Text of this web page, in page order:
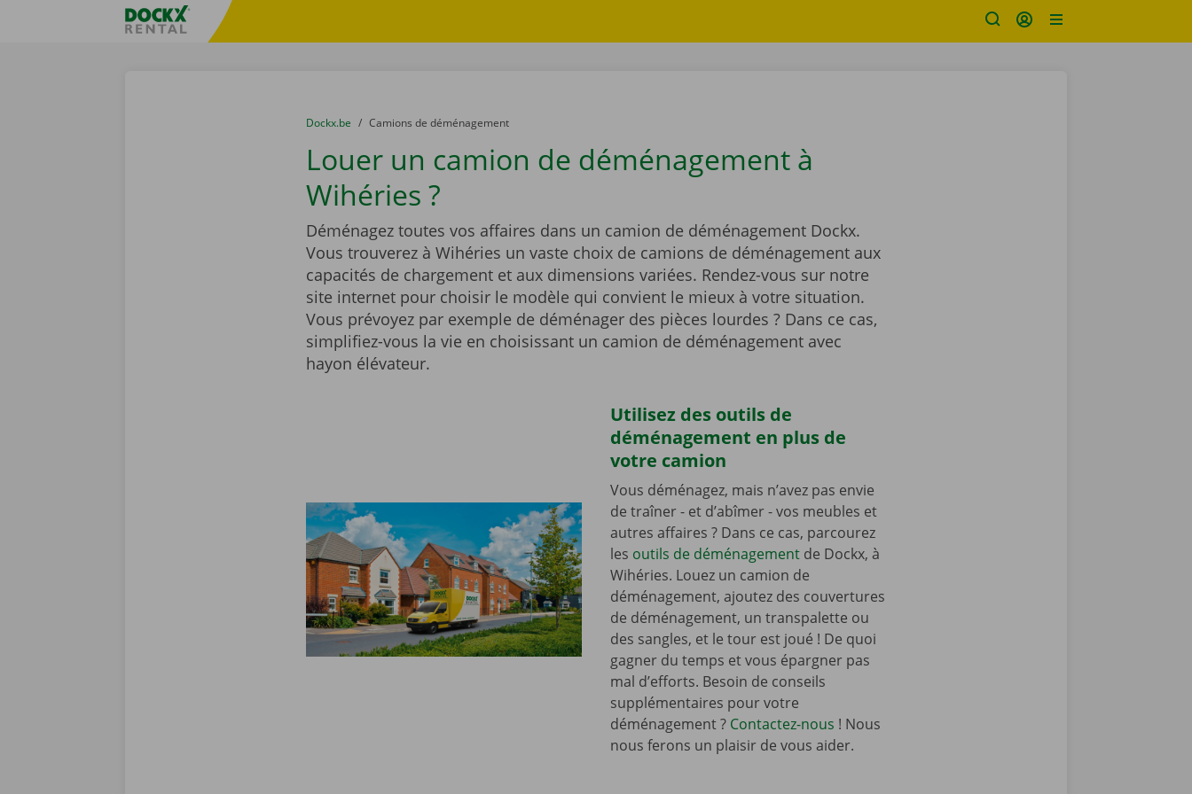
sitename
You are here:
du
Dockx.be to
Camions de déménagement
Louer un camion de déménagement à
Wihéries ?
Déménagez toutes vos affaires dans un camion de déménagement Dockx.
Vous trouverez à Wihéries un vaste choix de camions de déménagement aux
capacités de chargement et aux dimensions variées. Rendez-vous sur notre
site internet pour choisir le modèle qui convient le mieux à votre situation.
Vous prévoyez par exemple de déménager des pièces lourdes ? Dans ce cas,
simplifiez-vous la vie en choisissant un camion de déménagement avec
hayon élévateur.
Utilisez des outils de
déménagement en plus de
votre camion
Vous déménagez, mais n’avez pas envie
de traîner - et d’abîmer - vos meubles et
autres affaires ? Dans ce cas, parcourez
les outils de déménagementde Dockx, à
Wihéries. Louez un camion de
déménagement, ajoutez des couvertures
de déménagement, un transpalette ou
des sangles, et le tour est joué ! De quoi
gagner du temps et vous épargner pas
mal d’efforts. Besoin de conseils
supplémentaires pour votre
déménagement ? Contactez-nous ! Nous
nous ferons un plaisir de vous aider.